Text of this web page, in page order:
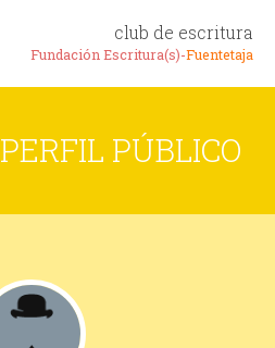
club de escritura
Fundación Escritura(s)-Fuentetaja
PERFIL PÚBLICO